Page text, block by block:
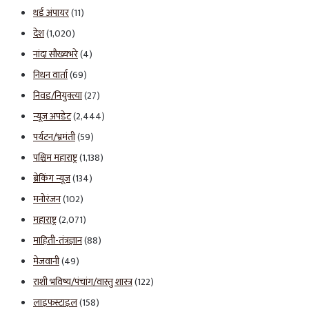
थर्ड अंपायर(11)
देश(1,020)
नांदा सौख्यभरे(4)
निधन वार्ता(69)
निवड/नियुक्त्या(27)
न्यूज अपडेट(2,444)
पर्यटन/भ्रमंती(59)
पश्चिम महाराष्ट्र(1,138)
ब्रेकिंग न्यूज(134)
मनोरंजन(102)
महाराष्ट्र(2,071)
माहिती-तंत्रज्ञान(88)
मेजवानी(49)
राशी भविष्य/पंचांग/वास्तु शास्त्र(122)
लाइफस्टाइल(158)